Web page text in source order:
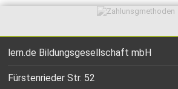
lern.de Bildungsgesellschaft mbH
Fürstenrieder Str. 52